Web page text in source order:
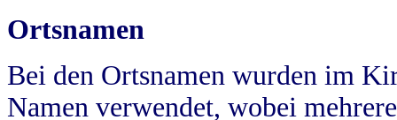
Ortsnamen
Bei den Ortsnamen wurden im
Namen verwendet, wobei